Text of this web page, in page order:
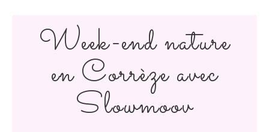
Week-end nature
en Corrèze avec
Slowmoov